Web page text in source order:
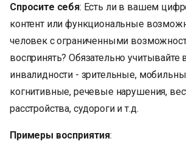
Спросите себя: Есть ли в вашем
контент или функциональные
человек с ограниченными
воспринять? Обязательно учитывайте
инвалидности - зрительные,
когнитивные, речевые нарушения,
расстройства, судороги и т.д.
Примеры восприятия: